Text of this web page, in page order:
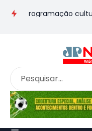
e programação cultural